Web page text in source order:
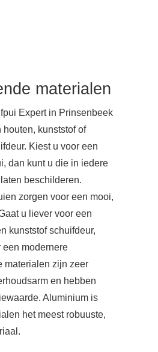
materialen
Expert in Prinsenbeek
houten, kunststof of
Kiest u voor een
dan kunt u die in iedere
beschilderen.
zorgen voor een mooi,
u liever voor een
kunststof schuifdeur,
een modernere
materialen zijn zeer
en hebben
Aluminium is
het meest robuuste,